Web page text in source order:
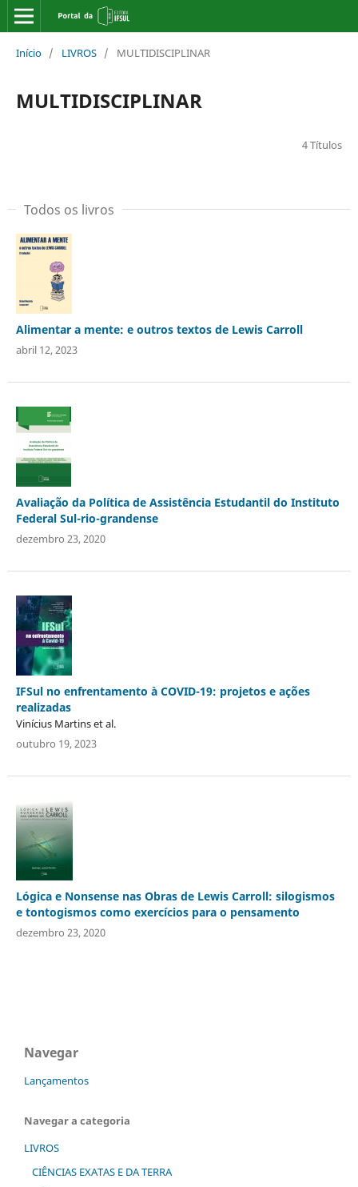
Início / LIVROS / MULTIDISCIPLINAR
MULTIDISCIPLINAR
4 Títulos
Todos os livros
Alimentar a mente: e outros textos de Lewis Carroll
abril 12, 2023
Avaliação da Política de Assistência Estudantil do Instituto
Federal Sul-rio-grandense
dezembro 23, 2020
IFSul no enfrentamento à COVID-19: projetos e ações
realizadas
Vinícius Martins et al.
outubro 19, 2023
Lógica e Nonsense nas Obras de Lewis Carroll: silogismos
e tontogismos como exercícios para o pensamento
dezembro 23, 2020
Navegar
Lançamentos
Navegar a categoria
LIVROS
CIÊNCIAS EXATAS E DA TERRA